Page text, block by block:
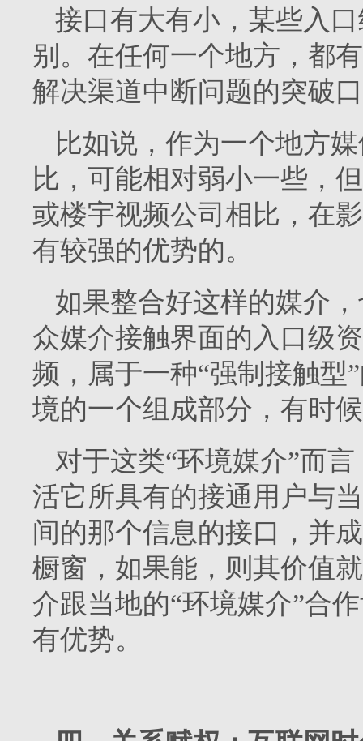
接口有大有小，某些入
别。在任何一个地方，都
解决渠道中断问题的突破
比如说，作为一个地方
比，可能相对弱小一些，
或楼宇视频公司相比，在
有较强的优势的。
如果整合好这样的媒介
众媒介接触界面的入口级
频，属于一种“强制接触型
境的一个组成部分，有时
对于这类“环境媒介”而
活它所具有的接通用户与
间的那个信息的接口，并
橱窗，如果能，则其价值
介跟当地的“环境媒介”合
有优势。